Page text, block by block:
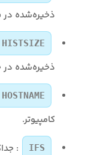
ذخیره‌شده در
HISTSIZE
ذخیره‌شده در
HOSTNAME
کامپیوتر.
IFS